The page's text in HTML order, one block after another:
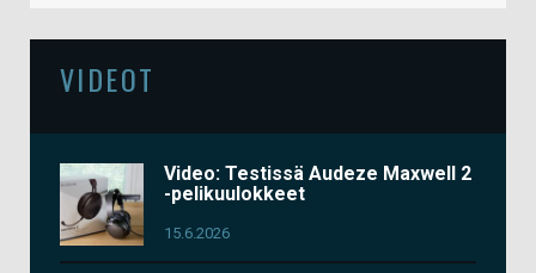
VIDEOT
Video: Testissä Audeze Maxwell 2
-pelikuulokkeet
15.6.2026